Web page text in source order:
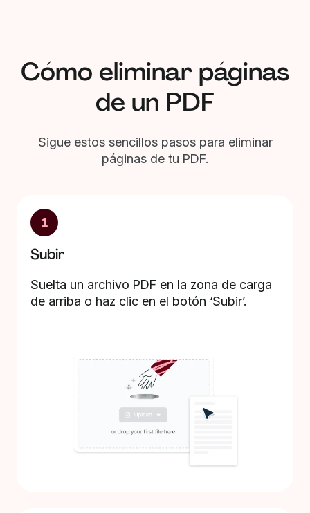
Cómo eliminar páginas
de un PDF
Sigue estos sencillos pasos para eliminar
páginas de tu PDF.
1
Subir
Suelta un archivo PDF en la zona de carga
de arriba o haz clic en el botón ‘Subir’.